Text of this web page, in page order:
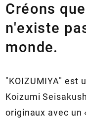
Créons
n'existe
monde.
"KOIZUMIYA" est
Koizumi
originaux avec un